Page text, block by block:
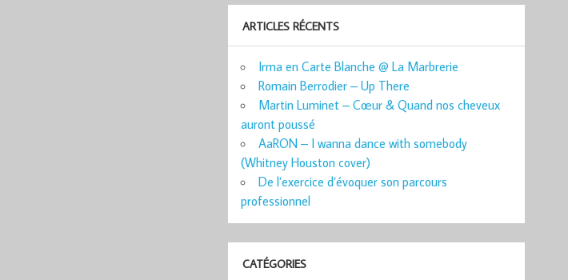
ARTICLES RÉCENTS
Irma en Carte Blanche @ La Marbrerie
Romain Berrodier – Up There
Martin Luminet – Cœur & Quand nos cheveux
auront poussé
AaRON – I wanna dance with somebody
(Whitney Houston cover)
De l’exercice d’évoquer son parcours
professionnel
CATÉGORIES